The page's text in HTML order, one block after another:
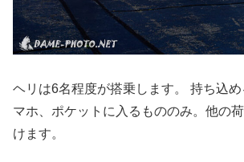
ヘリは6名程度が搭乗します。 持ち込
マホ、ポケットに入るもののみ。他の
けます。